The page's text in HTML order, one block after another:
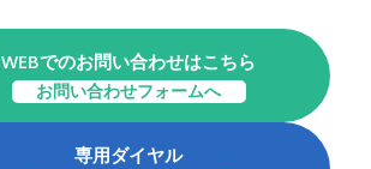
WEBでのお問い合わせはこちら
お問い合わせフォームへ
専用ダイヤル